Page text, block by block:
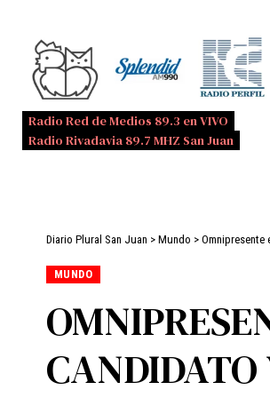
Radio Red de Medios 89.3 en VIVO
Radio Rivadavia 89.7 MHZ San Juan
Diario Plural San Juan > Mundo > Omnipresente
MUNDO
CANDIDATO